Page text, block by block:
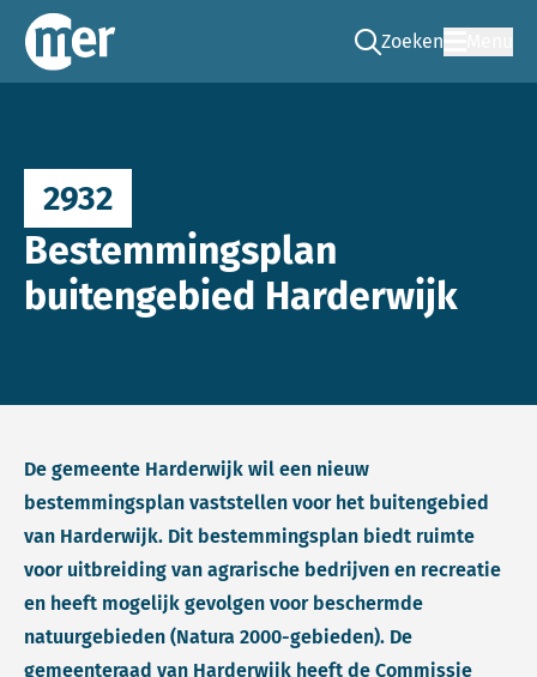
Commissie mer
Zoeken
Ga naar de zoek
2932
Bestemmingsplan
buitengebied Harderwijk
De gemeente Harderwijk wil een nieuw
bestemmingsplan vaststellen voor het buitengebied
van Harderwijk. Dit bestemmingsplan biedt ruimte
voor uitbreiding van agrarische bedrijven en recreatie
en heeft mogelijk gevolgen voor beschermde
natuurgebieden (Natura 2000-gebieden). De
gemeenteraad van Harderwijk heeft de Commissie